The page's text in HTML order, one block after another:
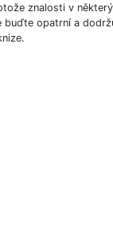
znalosti v
opatrní a